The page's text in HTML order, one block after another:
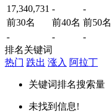
17,340,731 -
-
前30名
前40名 前50名
-
-
-
排名关键词
热门 跌出 涨入 阿拉丁
关键词排名搜索量
未找到信息!